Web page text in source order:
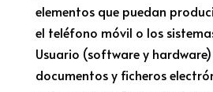
elementos que puedan
el teléfono móvil o los
Usuario (software y hardware)
documentos y ficheros